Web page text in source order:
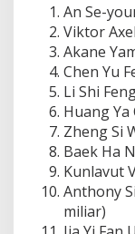
An Se-
Viktor
Akane
Chen Yu
Li Shi
Huang Ya
Zheng Si
Baek Ha
Kunlavut
Anthony
miliar)